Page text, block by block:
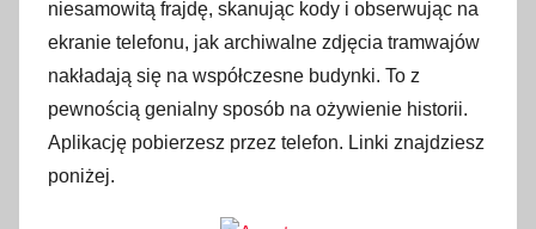
niesamowitą frajdę, skanując kody i obserwując na
ekranie telefonu, jak archiwalne zdjęcia tramwajów
nakładają się na współczesne budynki. To z
pewnością genialny sposób na ożywienie historii.
Aplikację pobierzesz przez telefon. Linki znajdziesz
poniżej.